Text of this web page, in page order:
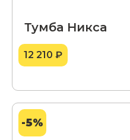
Тумба Никса
12 210 ₽
-5%